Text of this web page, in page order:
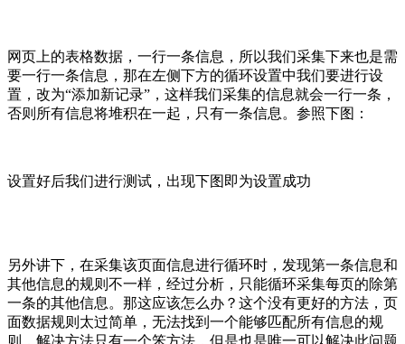
网页上的表格数据，一行一条信息，所以我们采集下来也是需
要一行一条信息，那在左侧下方的循环设置中我们要进行设
置，改为“添加新记录”，这样我们采集的信息就会一行一条，
否则所有信息将堆积在一起，只有一条信息。参照下图：
设置好后我们进行测试，出现下图即为设置成功
另外讲下，在采集该页面信息进行循环时，发现第一条信息和
其他信息的规则不一样，经过分析，只能循环采集每页的除第
一条的其他信息。那这应该怎么办？这个没有更好的方法，页
面数据规则太过简单，无法找到一个能够匹配所有信息的规
则，解决方法只有一个笨方法，但是也是唯一可以解决此问题